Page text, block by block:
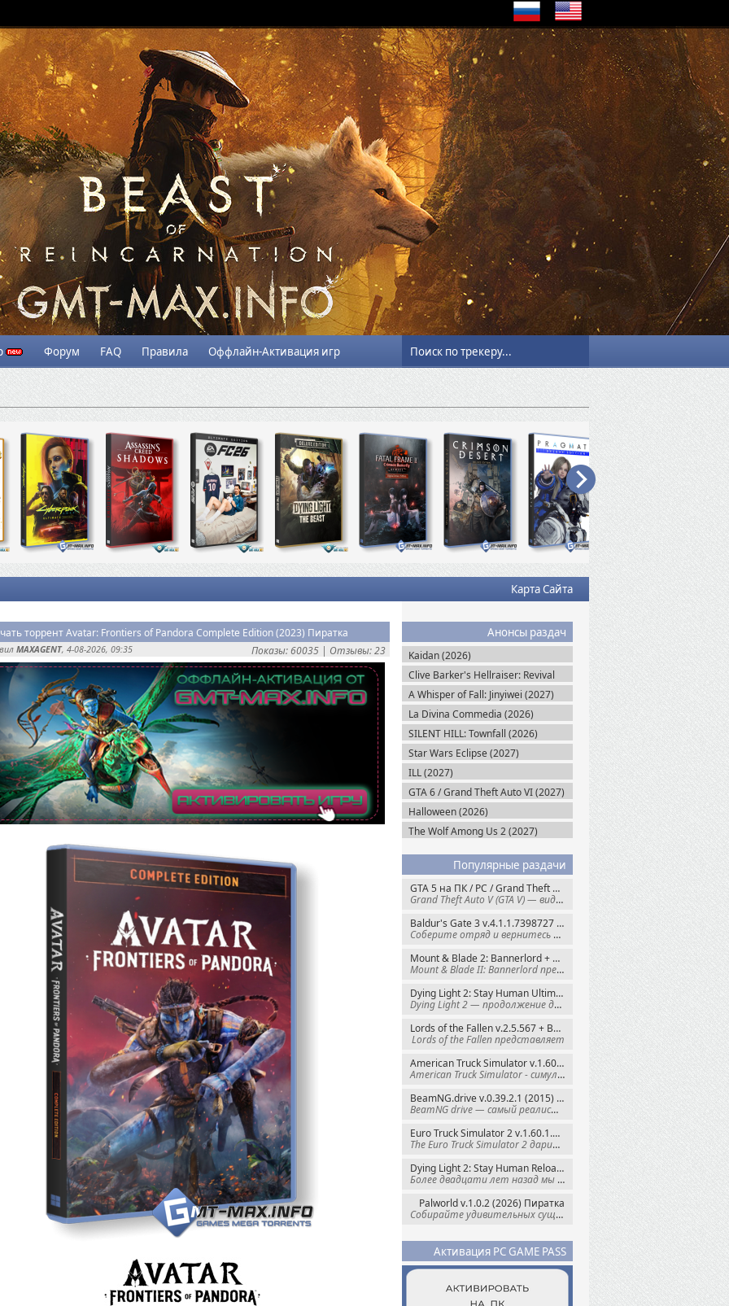
Форум FAQ Правила Оффлайн-Активация игр
Карта Сайта
Анонсы раздач
Kaidan (2026)
Clive Barker's Hellraiser: Revival
(2026)
A Whisper of Fall: Jinyiwei (2027)
La Divina Commedia (2026)
SILENT HILL: Townfall (2026)
Star Wars Eclipse (2027)
ILL (2027)
GTA 6 / Grand Theft Auto VI (2027)
Halloween (2026)
The Wolf Among Us 2 (2027)
Популярные раздачи
GTA 5 на ПК / PC / Grand Theft Auto V: Premium Edition (2015) Steam-Rip
Grand Theft Auto V (GTA V) — видеоигра из
Baldur's Gate 3 v.4.1.1.7398727 + Все DLC (2023) GOG-Rip
Соберите отряд и вернитесь в Забытые
Mount & Blade 2: Bannerlord + War Sails v.1.4.7.117484 (2025) GOG
Mount & Blade II: Bannerlord представляет
Dying Light 2: Stay Human Ultimate Edition v.1.29.1 + Все DLC (2022) Пиратка
Dying Light 2 — продолжение динамичного
Lords of the Fallen v.2.5.567 + Все DLC (2023) Пиратка
Lords of the Fallen представляет
American Truck Simulator v.1.60.1.8s + Все DLC (2016) Пиратка
American Truck Simulator - симулятор
BeamNG.drive v.0.39.2.1 (2015) RePack
BeamNG drive — самый реалистичный
Euro Truck Simulator 2 v.1.60.1.7s + Все DLC (2012) Пиратка
The Euro Truck Simulator 2 дарит вам опыт
Dying Light 2: Stay Human Reloaded Edition v.1.28.3 + Все DLC (2022) RePack
Более двадцати лет назад мы пытались
Palworld v.1.0.2 (2026) Пиратка
Собирайте удивительных существ — Палов —
Активация PC GAME PASS
торрент Avatar: Frontiers of Pandora Complete Edition (2023) Пиратка
Показы: 60035 | Отзывы: 23
MAXAGENT, 4-08-2026, 09:35